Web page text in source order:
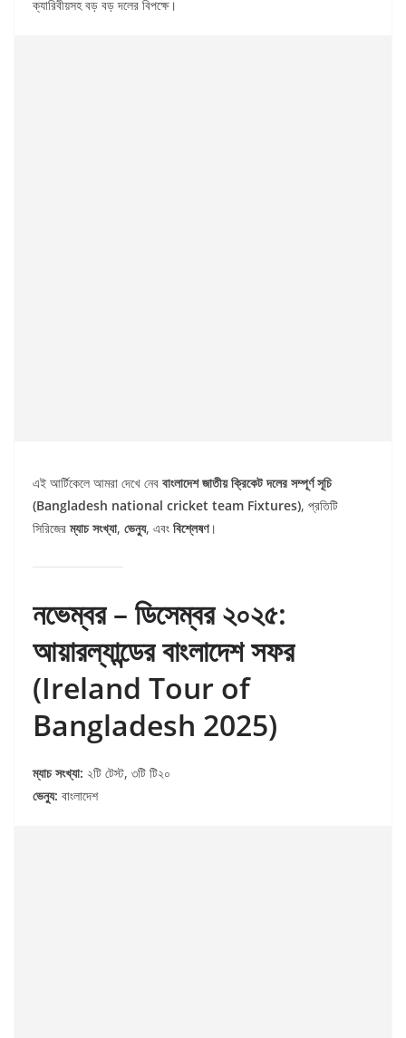
ক্যারিবীয়সহ বড় বড় দলের বিপক্ষে।
এই আর্টিকেলে আমরা দেখে নেব বাংলাদেশ জাতীয় ক্রিকেট দলের সম্পূর্ণ সূচি
(Bangladesh national cricket team Fixtures), প্রতিটি
সিরিজেরম্যাচ সংখ্যা, ভেন্যু, এবং বিশ্লেষণ।
নভেম্বর – ডিসেম্বর ২০২৫:
আয়ারল্যান্ডের বাংলাদেশ সফর
(Ireland Tour of
Bangladesh 2025)
ম্যাচ সংখ্যা: ২টি টেস্ট, ৩টি টি২০
ভেন্যু: বাংলাদেশ